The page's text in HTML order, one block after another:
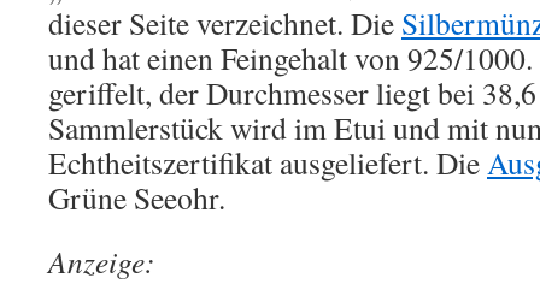
dieser Seite verzeichnet. Die
und hat einen Feingehalt von 925/
geriffelt, der Durchmesser liegt bei
Sammlerstück wird im Etui und mit
Echtheitszertifikat ausgeliefert. Die
Grüne Seeohr.
Anzeige: